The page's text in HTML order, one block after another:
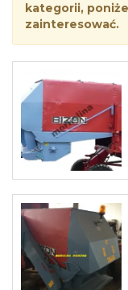
kategorii,
zainteresować.